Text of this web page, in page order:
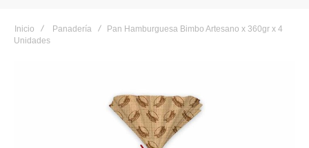
Inicio Panadería
Pan Hamburguesa Bimbo Artesano x 360gr x 4
Unidades